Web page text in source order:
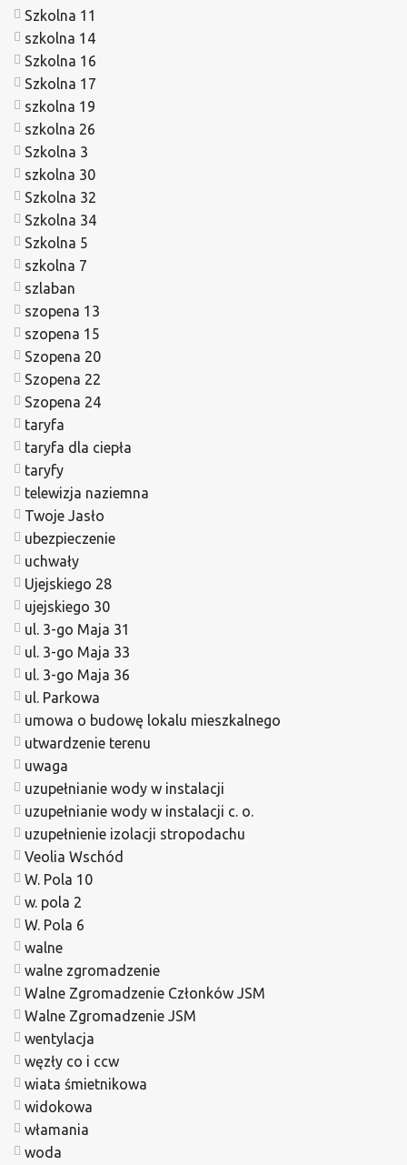
Szkolna 11
szkolna 14
Szkolna 16
Szkolna 17
szkolna 19
szkolna 26
Szkolna 3
szkolna 30
Szkolna 32
Szkolna 34
Szkolna 5
szkolna 7
szlaban
szopena 13
szopena 15
Szopena 20
Szopena 22
Szopena 24
taryfa
taryfa dla ciepła
taryfy
telewizja naziemna
Twoje Jasło
ubezpieczenie
uchwały
Ujejskiego 28
ujejskiego 30
ul. 3-go Maja 31
ul. 3-go Maja 33
ul. 3-go Maja 36
ul. Parkowa
umowa o budowę lokalu mieszkalnego
utwardzenie terenu
uwaga
uzupełnianie wody w instalacji
uzupełnianie wody w instalacji c. o.
uzupełnienie izolacji stropodachu
Veolia Wschód
W. Pola 10
w. pola 2
W. Pola 6
walne
walne zgromadzenie
Walne Zgromadzenie Członków JSM
Walne Zgromadzenie JSM
wentylacja
węzły co i ccw
wiata śmietnikowa
widokowa
włamania
woda